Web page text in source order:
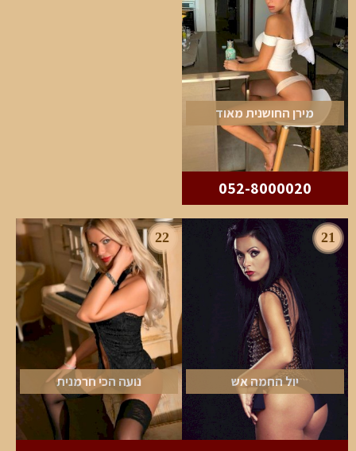
מירן החושנית מאוד
052-8000020
21
יול החמה אש
22
נועה הכי חרמנית